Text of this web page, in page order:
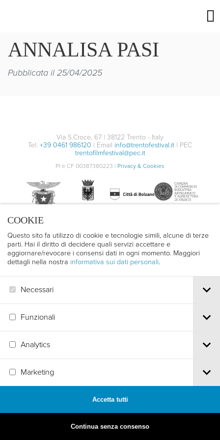
COOKIE
Questo sito fa utilizzo di cookie e tecnologie simili, alcune di terze
parti. Hai il diritto di decidere quali servizi accettare e
aggiornare/revocare i consensi dati in ogni momento. Maggiori
dettagli nella nostra informativa sui dati personali.
Necessari
Funzionali
Analytics
Marketing
Accetta tutti
Continua senza consenso
ANNALISA PASI
Pubblicata il 25/04/2025
Via S.Croce, 67 | 38122 Trento - Italy
Tel. +39 0461 986120 | Email info@trentofestival.it | PEC
trentofilmfestival@pec.it
PI e CF 00387380223 | Privacy & Cookies